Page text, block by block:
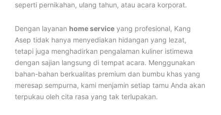
seperti pernikahan, ulang tahun, atau acara korporat.
Dengan layanan home service yang profesional, Kang
Asep tidak hanya menyediakan hidangan yang lezat,
tetapi juga menghadirkan pengalaman kuliner istimewa
dengan sajian langsung di tempat acara. Menggunakan
bahan-bahan berkualitas premium dan bumbu khas yang
meresap sempurna, kami menjamin setiap tamu Anda akan
terpukau oleh cita rasa yang tak terlupakan.